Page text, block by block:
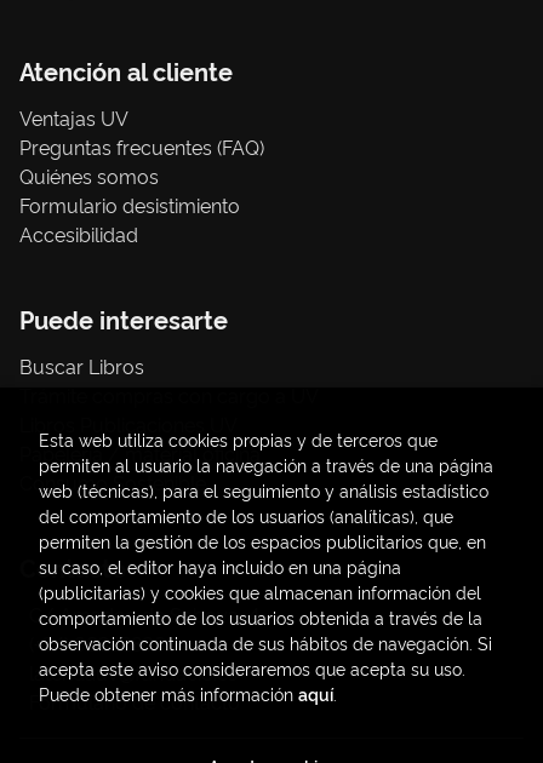
Atención al cliente
Ventajas UV
Preguntas frecuentes (FAQ)
Quiénes somos
Formulario desistimiento
Accesibilidad
Puede interesarte
Buscar Libros
Papelería / material oficina
Consumo Sostenible
Contacto
C/ Amadeo de Saboya, 4
(+34) 963828968
latendauv@fundacio.es
Formulario de contacto
Esta web utiliza cookies propias y de terceros que
permiten al usuario la navegación a través de una página
web (técnicas), para el seguimiento y análisis estadístico
del comportamiento de los usuarios (analíticas), que
permiten la gestión de los espacios publicitarios que, en
su caso, el editor haya incluido en una página
(publicitarias) y cookies que almacenan información del
comportamiento de los usuarios obtenida a través de la
observación continuada de sus hábitos de navegación. Si
acepta este aviso consideraremos que acepta su uso.
Puede obtener más información aquí.